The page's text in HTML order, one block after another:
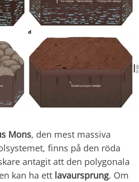
Mons, den mest massiva
finns på den röda
antagit att den polygonala
kan ha ett lavaursprung. Om